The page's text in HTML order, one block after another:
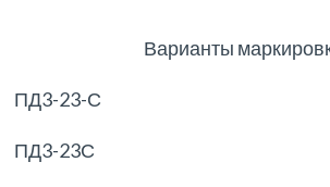
Варианты
ПД3-23-С
ПД3-23С